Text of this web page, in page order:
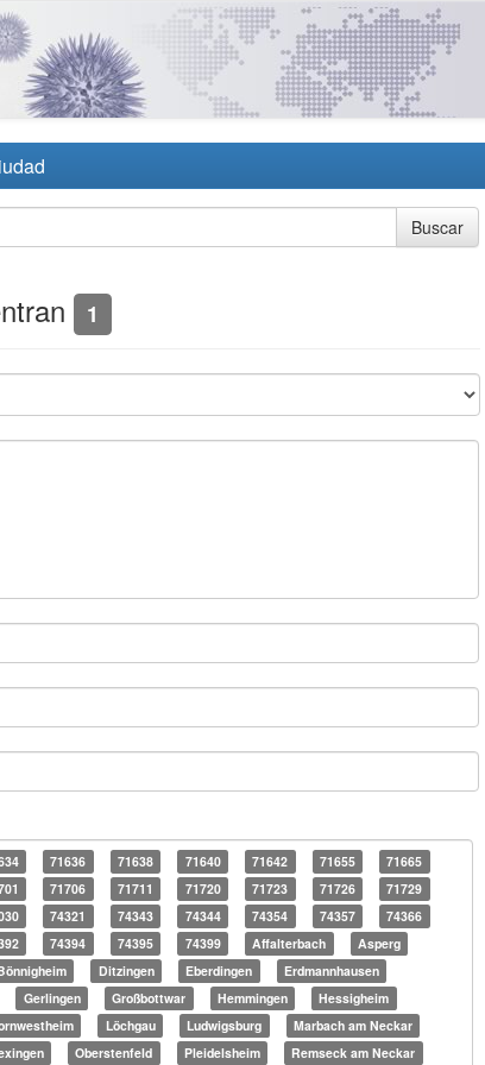
1
71636 71638 71640 71642 71655
71665
71706 71711 71720 71723 71726
71729
74321 74343 74344 74354 74357
74366
74394 74395 74399 Affalterbach
Asperg
Ditzingen Eberdingen
Erdmannhausen
Gerlingen Großbottwar Hemmingen
Hessigheim
Löchgau Ludwigsburg
Marbach am Neckar
Oberstenfeld Pleidelsheim Remseck am Neckar